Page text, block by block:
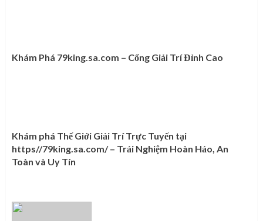
Khám Phá 79king.sa.com – Cổng Giải Trí Đỉnh Cao
Khám phá Thế Giới Giải Trí Trực Tuyến tại
https//79king.sa.com/ – Trải Nghiệm Hoàn Hảo, An
Toàn và Uy Tín